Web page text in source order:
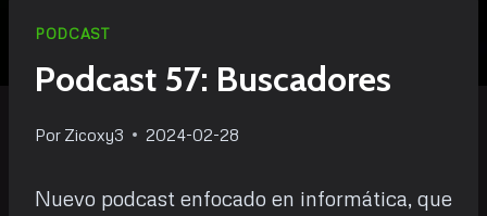
PODCAST
Podcast 57: Buscadores
Por Zicoxy3 2024-02-28
Nuevo podcast enfocado en informática, que